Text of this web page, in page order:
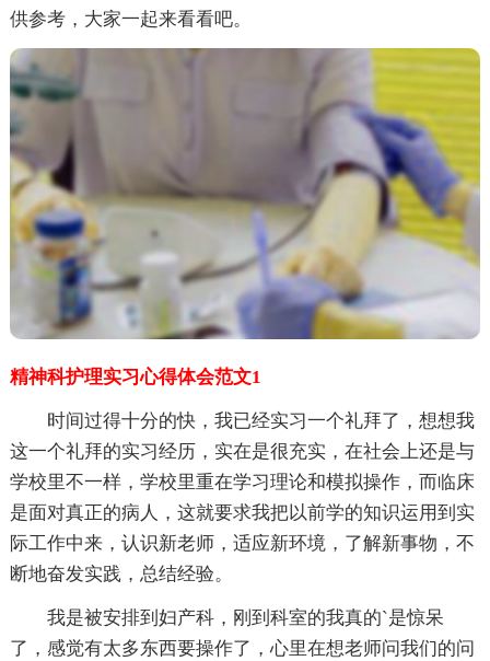
供参考，大家一起来看看吧。
精神科护理实习心得体会范文1
时间过得十分的快，我已经实习一个礼拜了，想想我
这一个礼拜的实习经历，实在是很充实，在社会上还是与
学校里不一样，学校里重在学习理论和模拟操作，而临床
是面对真正的病人，这就要求我把以前学的知识运用到实
际工作中来，认识新老师，适应新环境，了解新事物，不
断地奋发实践，总结经验。
我是被安排到妇产科，刚到科室的我真的`是惊呆
了，感觉有太多东西要操作了，心里在想老师问我们的问